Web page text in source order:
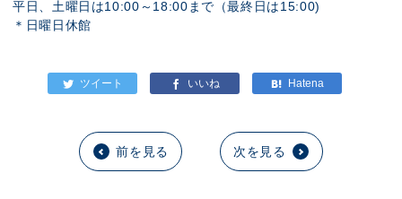
平日、土曜日は10:00～18:00まで（最終日は15:00)
＊日曜日休館
前を見る 次を見る